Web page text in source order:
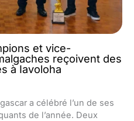
et vice-
reçoivent des
à Iavoloha
a célébré l’un de ses
de l’année. Deux